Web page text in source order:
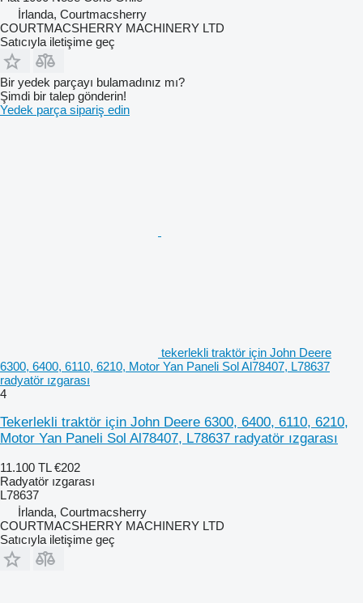
İrlanda, Courtmacsherry
COURTMACSHERRY MACHINERY LTD
Satıcıyla iletişime geç
Bir yedek parçayı bulamadınız mı?
Şimdi bir talep gönderin!
Yedek parça sipariş edin
tekerlekli traktör için John Deere
6300, 6400, 6110, 6210, Motor Yan Paneli Sol Al78407, L78637
radyatör ızgarası
4
Tekerlekli traktör için John Deere 6300, 6400, 6110, 6210,
Motor Yan Paneli Sol Al78407, L78637 radyatör ızgarası
11.100 TL €202
Radyatör ızgarası
L78637
İrlanda, Courtmacsherry
COURTMACSHERRY MACHINERY LTD
Satıcıyla iletişime geç